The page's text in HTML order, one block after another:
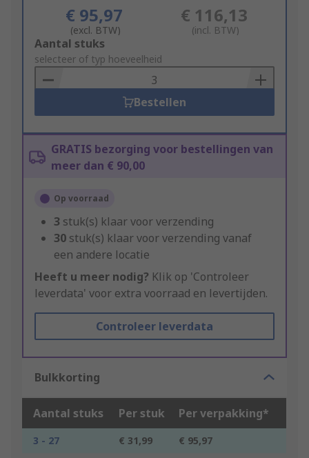
€ 95,97
(excl. BTW)
€ 116,13
(incl. BTW)
Add
to
Basket
Aantal stuks
selecteer of typ hoeveelheid
Bestellen
GRATIS bezorging voor bestellingen van
meer dan € 90,00
Op voorraad
3 stuk(s) klaar voor verzending
30 stuk(s) klaar voor verzending vanaf
een andere locatie
Heeft u meer nodig? Klik op 'Controleer
leverdata' voor extra voorraad en levertijden.
Controleer leverdata
Bulkkorting
Aantal stuks Per stuk Per verpakking*
3 - 27 € 31,99
€ 95,97